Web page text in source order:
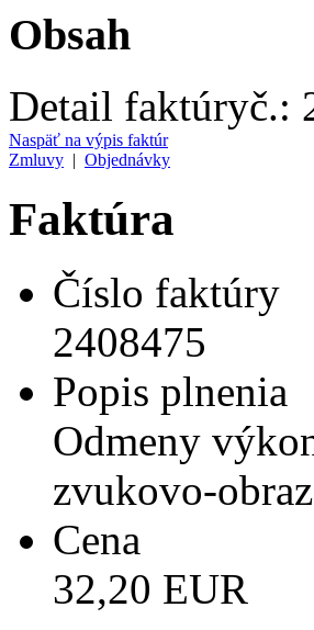
Obsah
Detail faktúryč.:
Naspäť na výpis faktúr
Zmluvy | Objednávky
Faktúra
Číslo faktúry
2408475
Popis plnenia
Odmeny
zvukovo-
Cena
32,20 EUR